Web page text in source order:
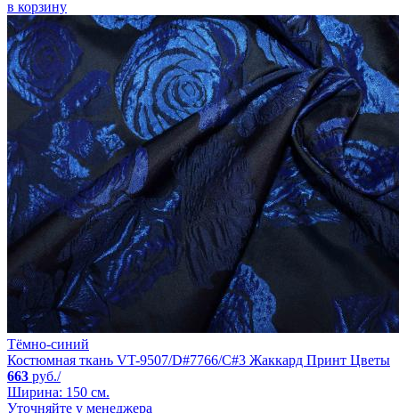
в корзину
Тёмно-синий
Костюмная ткань VT-9507/D#7766/C#3 Жаккард Принт Цветы
663 руб./
Ширина: 150 см.
Уточняйте у менеджера